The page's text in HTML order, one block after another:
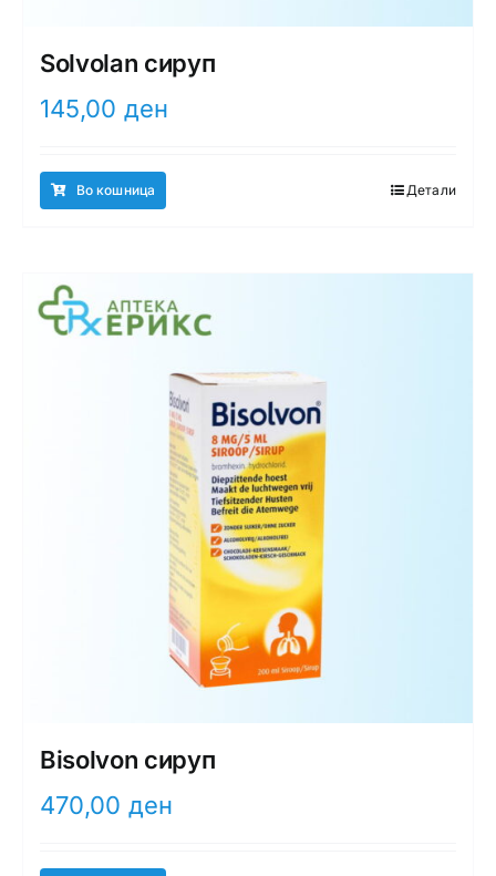
Solvolan сируп
145,00 ден
Во кошница Детали
Bisolvon сируп
470,00 ден